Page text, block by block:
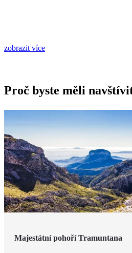
zobrazit více
Proč byste měli
Majestátní pohoří Tramuntana